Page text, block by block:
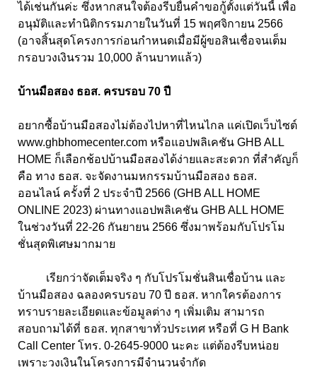
ได้เช่นกันค่ะ ซึ่งหากสนใจต้องรีบยื่นคำขอกู้ตั้งแต่วันนี้ เพื่อ
อนุมัติและทำนิติกรรมภายในวันที่ 15 พฤศจิกายน 2566
(อาจสิ้นสุดโครงการก่อนกำหนดเมื่อมีผู้ขอสินเชื่อจนเต็ม
กรอบวงเงินรวม 10,000 ล้านบาทแล้ว)
บ้านมือสอง ธอส. ครบรอบ 70 ปี
อยากซื้อบ้านมือสองไม่ต้องไปหาที่ไหนไกล แค่เปิดเว็บไซต์
www.ghbhomecenter.com หรือแอปพลิเคชัน GHB ALL
HOME ก็เลือกช้อปบ้านมือสองได้ง่ายและสะดวก ที่สำคัญก็
คือ ทาง ธอส. จะจัดงานมหกรรมบ้านมือสอง ธอส.
ออนไลน์ ครั้งที่ 2 ประจำปี 2566 (GHB ALL HOME
ONLINE 2023) ผ่านทางแอปพลิเคชัน GHB ALL HOME
ในช่วงวันที่ 22-26 กันยายน 2566 ซึ่งมาพร้อมกับโปรโม
ชั่นสุดพิเศษมากมาย
เรียกว่าจัดเต็มจริง ๆ กับโปรโมชั่นสินเชื่อบ้าน และ
บ้านมือสอง ฉลองครบรอบ 70 ปี ธอส. หากใครต้องการ
ทราบรายละเอียดและข้อมูลต่าง ๆ เพิ่มเติม สามารถ
สอบถามได้ที่ ธอส. ทุกสาขาทั่วประเทศ หรือที่ G H Bank
Call Center โทร. 0-2645-9000 นะคะ แต่ต้องรีบหน่อย
เพราะวงเงินในโครงการมีจำนวนจำกัด